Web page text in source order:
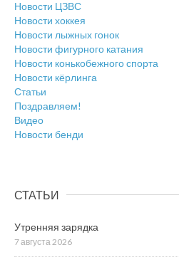
Новости ЦЗВС
Новости хоккея
Новости лыжных гонок
Новости фигурного катания
Новости конькобежного спорта
Новости кёрлинга
Статьи
Поздравляем!
Видео
Новости бенди
СТАТЬИ
Утренняя зарядка
7 августа 2026